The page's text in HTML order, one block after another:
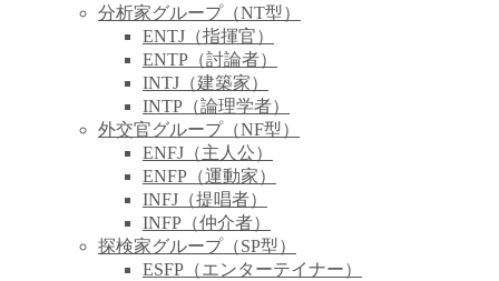
分析家グループ（NT型）
ENTJ（指揮官）
ENTP（討論者）
INTJ（建築家）
INTP（論理学者）
外交官グループ（NF型）
ENFJ（主人公）
ENFP（運動家）
INFJ（提唱者）
INFP（仲介者）
探検家グループ（SP型）
ESFP（エンターテイナー）